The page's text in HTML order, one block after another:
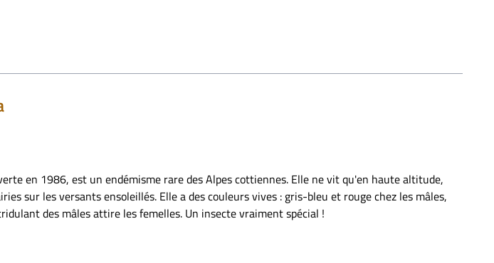
en 1986, est un endémisme rare des Alpes cottiennes. Elle ne vit qu'en haute altitude,
sur les versants ensoleillés. Elle a des couleurs vives : gris-bleu et rouge chez les mâles,
des mâles attire les femelles. Un insecte vraiment spécial !